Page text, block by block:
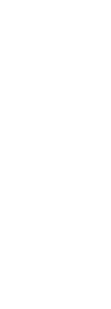
もセブ・マクタン空港な